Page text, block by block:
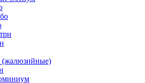
(жалюзийные)